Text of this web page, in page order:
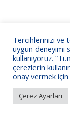
Tercihlerinizi ve
uygun deneyimi
kullanıyoruz.
çerezlerin
onay vermek için
Çerez Ayarları